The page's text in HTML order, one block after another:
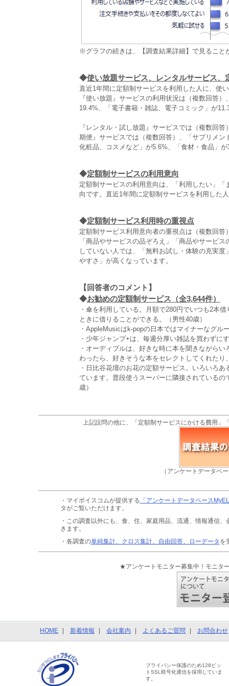
※グラフの続きは、【調査結果詳細】で見ること
◆使い放題サービス、レンタルサービス、
直近1年間に定額制サービスを利用した人に、使
『使い放題』サービスの利用状況は（複数回答
19.4%、「電子書籍・雑誌、電子コミック」が
『レンタル・試し放題』サービスでは（複数回
期便』サービスでは（複数回答）、「サプリメ
化粧品、コスメなど」が5.6%、「食材・食品」
◆定額制サービスの利用意向
定額制サービスの利用意向は、「利用したい」
向です。直近1年間に定額制サービスを利用した
◆定額制サービス利用時の重視点
定額制サービス利用意向者の重視点は（複数回
「商品やサービスの品ぞろえ」「商品やサービ
していない人では、「無料お試し・体験の充実
やすさ」が高くなっています。
【回答者のコメント】
◆お勧めの定額制サービス（全3,644件）
・傘を利用している。月額で280円でいつも2本
ときに借りることができる。（男性40歳）
・AppleMusicはk-popの日本ではマイナーなグル
・少年ジャンプ+は、毎週分厚い雑誌を買わずに
・オーディブルは、好きな時に本を聞きながら
わったら、好きそうな本をセレクトしてくれた
・日比谷花壇のお花の定額サービス。いろいろ
ています。普段使うスーパーに隣接されている
歳）
上記設問の他に、「定額制サービスにかける費用」
（アンケートデータベ
・マイボイスコムが提供する 「アンケートデータベース
タがご覧いただけます。
・この調査以外にも、食、住、家庭用品、流通、情報通信、
きます。
・各調査の単純集計、クロス集計、自由回答、ローデータ を
★アンケートモニター募集中！モニタ
HOME 新着情報 会社案内 よくあるご質問 お問合わせ
プライバシー保護のため128ビッ
トSSL暗号化通信を採用していま
す。